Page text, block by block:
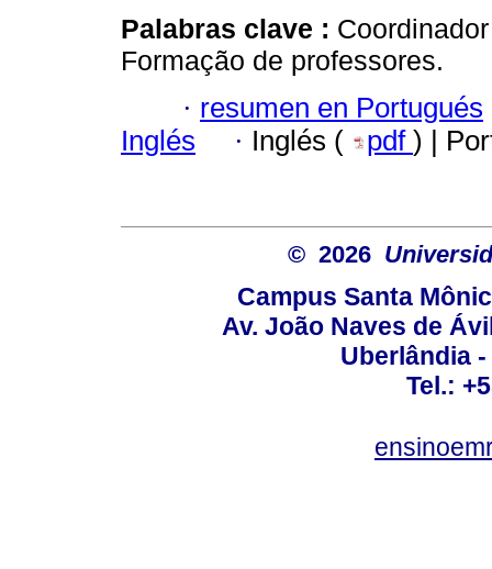
Palabras clave :
Formação de professores.
· resumen en Portugués
Inglés
· Inglés ( pdf ) |
© 2026
Campus Santa
Av. João Naves de
Uberlândia -
Tel.: